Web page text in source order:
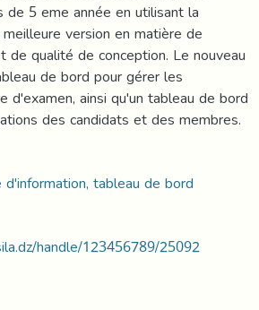
5 eme année en utilisant la
version en matière de
qualité de conception. Le nouveau
de bord pour gérer les
d'examen, ainsi qu'un tableau de bord
des candidats et des membres.
tableau de bord
handle/123456789/25092